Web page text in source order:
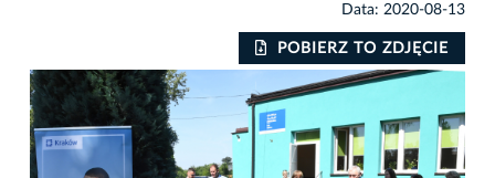
Data: 2020-08-13
POBIERZ TO ZDJĘCIE